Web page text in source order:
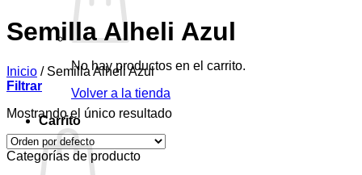
No hay productos en el carrito.
Volver a la tienda
Carrito
Semilla Alheli Azul
Inicio /Semilla Alheli Azul
Filtrar
Mostrando el único resultado
Categorías de producto